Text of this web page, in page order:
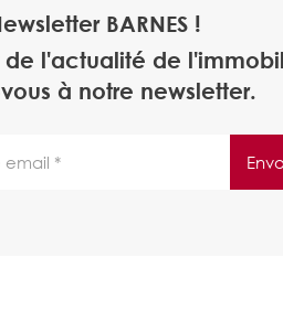
BARNES !
l'actualité de
à notre newsletter.